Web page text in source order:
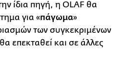
ίδια πηγή, η OLAF θα
για «πάγωμα»
των συγκεκριμένων
επεκταθεί και σε άλλες